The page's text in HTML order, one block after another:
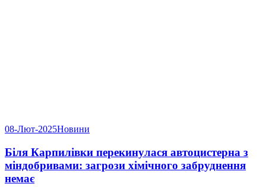
08-Лют-2025Новини
Біля Карпилівки перекинулася автоцистерна з
міндобривами: загрози хімічного забруднення
немає